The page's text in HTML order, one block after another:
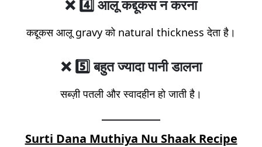
❌ 4️⃣ आलू कद्दूकस न करना
कद्दूकस आलू gravy को natural thickness देता है।
❌ 5️⃣ बहुत ज्यादा पानी डालना
सब्ज़ी पतली और स्वादहीन हो जाती है।
Surti Dana Muthiya Nu Shaak Recipe